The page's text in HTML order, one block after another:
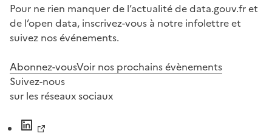
Pour ne rien manquer de l’actualité de data.gouv.fr et
de l’open data, inscrivez-vous à notre infolettre et
suivez nos événements.
Abonnez-vousVoir nos prochains évènements
Suivez-nous
sur les réseaux sociaux